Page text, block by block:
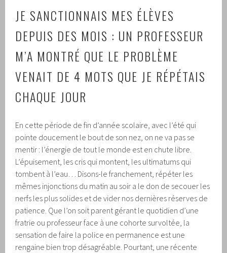
JE SANCTIONNAIS MES ÉLÈVES
DEPUIS DES MOIS : UN PROFESSEUR
M’A MONTRÉ QUE LE PROBLÈME
VENAIT DE 4 MOTS QUE JE RÉPÉTAIS
CHAQUE JOUR
En cette période de fin d’année scolaire, avec l’été qui
pointe doucement le bout de son nez, on ne va pas se
mentir : l’énergie de tout le monde est en chute libre.
L’épuisement, les cris qui montent, les ultimatums qui
tombent à l’eau… Disons-le franchement, répéter les
mêmes injonctions du matin au soir a le don de secouer les
nerfs les plus solides et de vider nos dernières réserves de
patience. Que l’on soit parent gérant le quotidien d’une
fratrie ou professeur face à une cohorte survoltée, la
sensation de faire la police en permanence est une
rengaine bien trop désagréable. Pourtant, une récente